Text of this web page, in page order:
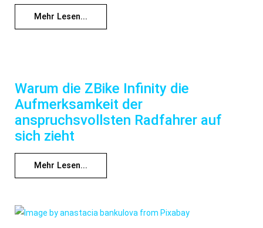
Mehr Lesen...
Warum die ZBike Infinity die
Aufmerksamkeit der
anspruchsvollsten Radfahrer auf
sich zieht
Mehr Lesen...